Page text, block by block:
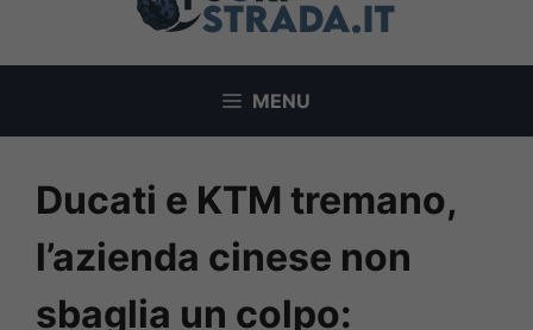
MENU
Ducati e KTM tremano,
l’azienda cinese non
sbaglia un colpo: